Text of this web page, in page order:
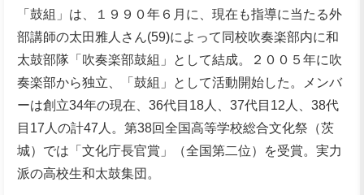
「鼓組」は、１９９０年６月に、現在も指導に当たる外
部講師の太田雅人さん(59)によって同校吹奏楽部内に和
太鼓部隊「吹奏楽部鼓組」として結成。２００５年に吹
奏楽部から独立、「鼓組」として活動開始した。メンバ
ーは創立34年の現在、36代目18人、37代目12人、38代
目17人の計47人。第38回全国高等学校総合文化祭（茨
城）では「文化庁長官賞」（全国第二位）を受賞。実力
派の高校生和太鼓集団。